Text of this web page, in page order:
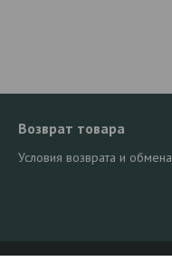
Возврат товара
Условия возврата и обмена